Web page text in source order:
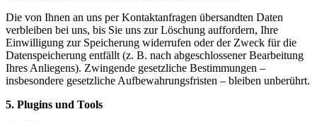
Die von Ihnen an uns per Kontaktanfragen übersandten Daten
verbleiben bei uns, bis Sie uns zur Löschung auffordern, Ihre
Einwilligung zur Speicherung widerrufen oder der Zweck für die
Datenspeicherung entfällt (z. B. nach abgeschlossener Bearbeitung
Ihres Anliegens). Zwingende gesetzliche Bestimmungen –
insbesondere gesetzliche Aufbewahrungsfristen – bleiben unberührt.
5. Plugins und Tools